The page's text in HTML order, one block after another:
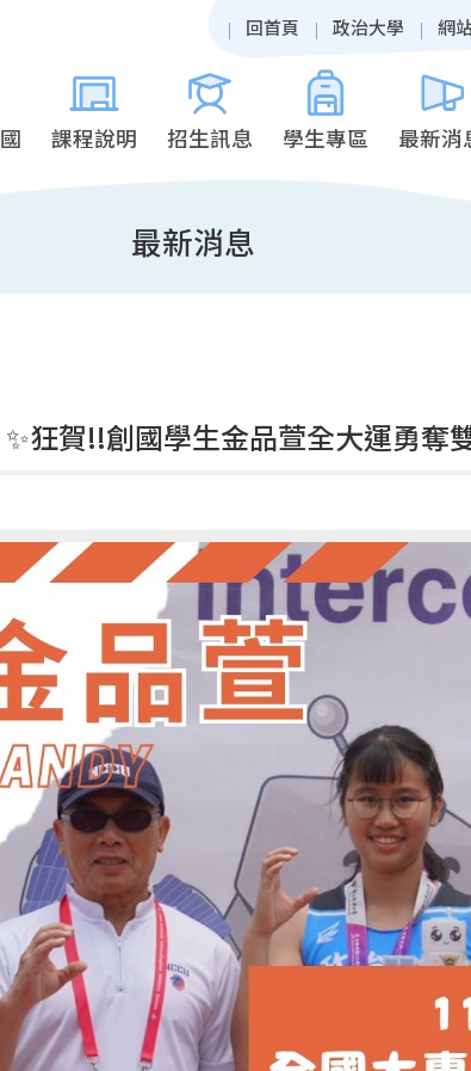
回首頁 政治大學 網
課程說明 招生訊息 學生專區 最新消
最新消息
✨狂賀!!創國學生金品萱全大運勇奪